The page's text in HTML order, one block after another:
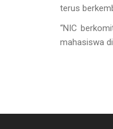
terus
“NIC
mahasiswa